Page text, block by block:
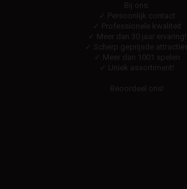
Bij ons:
✓ Persoonlijk contact
✓ Professionele kwaliteit
✓ Meer dan 30 jaar ervaring!
✓ Scherp geprijsde attracties
✓ Meer dan 1001 spelen
✓ Uniek assortiment!
Beoordeel ons!